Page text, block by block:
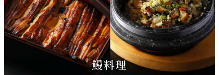
開
閉
開
閉
客室一覧 宿泊プラン一覧 サービスガイド ルームサービス
ルニューオー
サービスア
ートメント 朝食のご案内
宿泊者限定
ディナ ーご優待
のご案内
誕生日や記念日の
お祝いに
ビュッフェ
VIEW & DINING
THE SKY
タワーレスト
ラン
ガーデンラウ
ンジ
トレーダーヴ
ィックス 東京
スイーツ
会 宴会ご予約・お問
合せフォーム
エ
デ
ィ
ン
グ
披露宴 料理・
ムービー
SUPER-
TOKYO
ホテルへのアクセ
鰻料理